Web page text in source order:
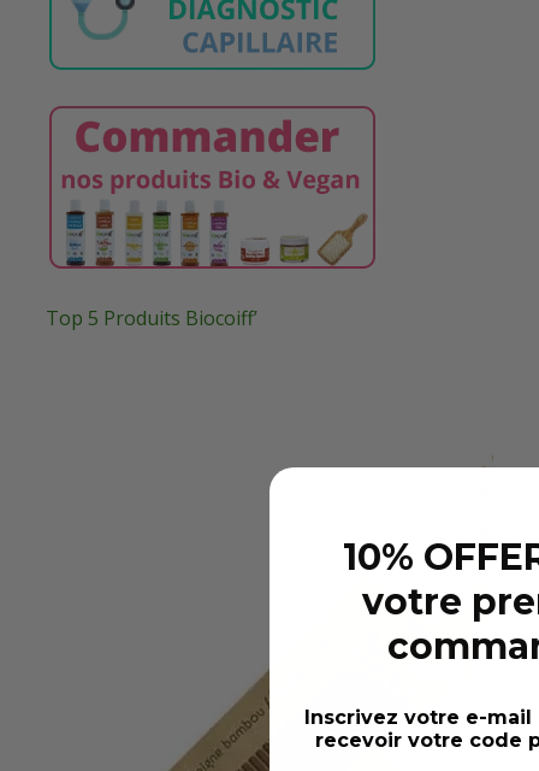
Top 5 Produits Biocoiff’
10%
votre
Inscrivez votre e-
recevoir votre code